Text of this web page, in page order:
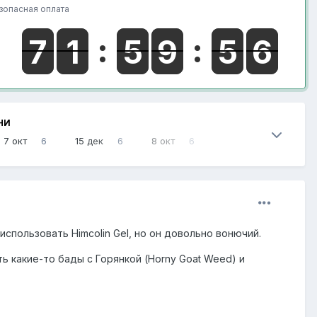
оплата
7 окт 6 15 дек 6 8 окт 6
Himcolin Gel, но он довольно вонючий.
то бады с Горянкой (Horny Goat Weed) и